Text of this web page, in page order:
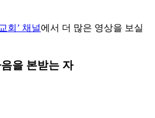
회’ 채널에서 더 많은 영상을 보실
을 본받는 자